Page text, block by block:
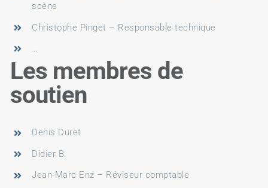
scène
Christophe Pinget – Responsable technique
…
Les membres de
soutien
Denis Duret
Didier B.
Jean-Marc Enz – Réviseur comptable